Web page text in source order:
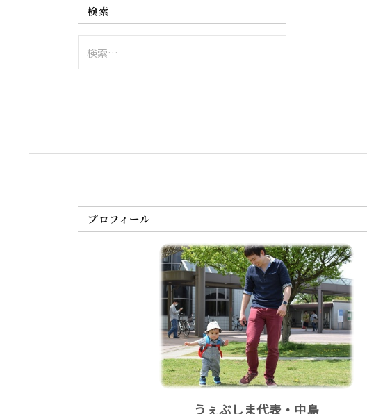
検索
索:
プロフィール
うぇぶしま代表・中島